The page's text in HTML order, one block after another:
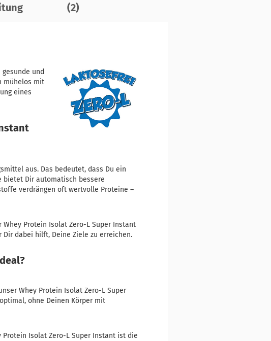
(2)
und
mühelos mit
eines
aus. Das bedeutet, dass Du ein
bietet Dir automatisch bessere
verdrängen oft wertvolle Proteine –
Protein Isolat Zero-L Super Instant
dabei hilft, Deine Ziele zu erreichen.
Whey Protein Isolat Zero-L Super
ohne Deinen Körper mit
Isolat Zero-L Super Instant ist die